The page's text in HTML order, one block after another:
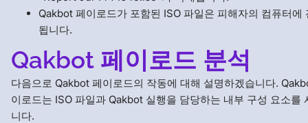
Qakbot 페이로드가 포함된 ISO 파일은 피해자의 컴퓨터에
됩니다.
Qakbot 페이로드 분석
다음으로 Qakbot 페이로드의 작동에 대해 설명하겠습니다.
이로드는 ISO 파일과 Qakbot 실행을 담당하는 내부 구성 요소를
니다.